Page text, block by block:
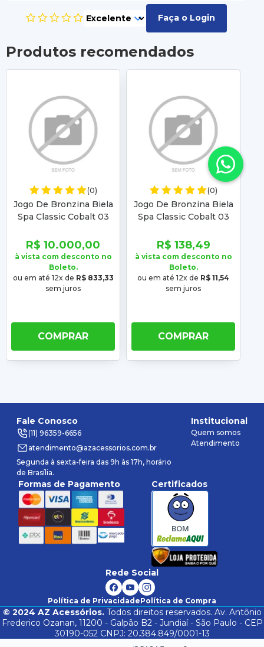
Faça o Login
Produtos recomendados
(0)
Jogo De Bronzina Biela
Spa Classic Cobalt 03
12 13 14 15 16 17 18
R$ 10.000,00
à vista com desconto no
Boleto.
ou em até 12x de R$ 833,33
sem juros
COMPRAR
(0)
Jogo De Bronzina Biela
Spa Classic Cobalt 03
12 13 14 15 16 17 18
R$ 138,49
à vista com desconto no
Boleto.
ou em até 12x de R$ 11,54
sem juros
COMPRAR
Fale Conosco
(11) 96359-6656
atendimento@azacessorios.com.br
Segunda à sexta-feira das 9h às 17h, horário
de Brasília.
Institucional
Quem somos
Atendimento
Formas de Pagamento Certificados
BOM
Rede Social
Política de PrivacidadePolítica de Compra
© 2024 AZ Acessórios.Todos direitos reservados. Av. Antônio
Frederico Ozanan, 11200 - Galpão B2 - Jundiaí - São Paulo - CEP
30190-052 CNPJ: 20.384.849/0001-13